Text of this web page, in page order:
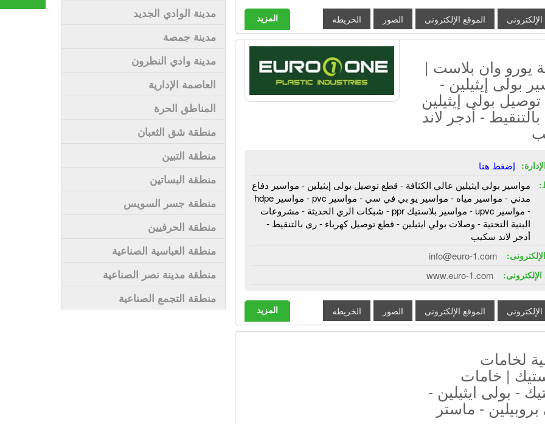
المزيد الإلكترونى الموقع الإلكترونى الصور الخريطه
يورو وان بلاست |
بولى إيثيلين -
بولى إيثيلين
- أدجر لاند
إضغط هنا
مواسير بولي ايثيلين عالي الكثافة - قطع توصيل بولى إيثيلين - مواسير دفاع
مدني - مواسير مياه - مواسير يو بي في سي - مواسير pvc - مواسير hdpe
- مواسير upvc - مواسير بلاستيك ppr - شبكات الري الحديثة - مشروعات
البنية التحتية - وصلات بولي ايثيلين - قطع توصيل كهرباء - رى بالتنقيط -
أدجر لاند سكيب
info@euro-1.com
www.euro-1.com
المزيد الإلكترونى الموقع الإلكترونى الصور الخريطه
لخامات
| خامات
- بولى ايثيلين -
- ماستر
مدينة الوادي الجديد
مدينة جمصة
مدينة وادي النطرون
العاصمة الإدارية
المناطق الحرة
منطقة شق الثعبان
منطقة التبين
منطقة البساتين
منطقة جسر السويس
منطقة الحرفيين
منطقة العباسية الصناعية
منطقة مدينة نصر الصناعية
منطقة التجمع الصناعية